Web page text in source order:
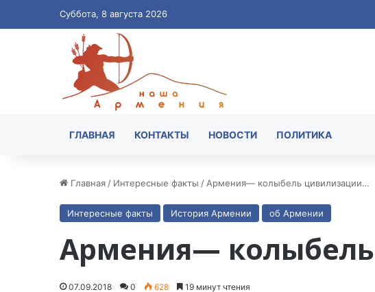
Суббота, 8 августа 2026
ГЛАВНАЯ КОНТАКТЫ НОВОСТИ ПОЛИТИКА
Главная / Интересные факты / Aрмения— колыбель цивилизации…
Интересные факты История Армении об Армении
Aрмения—
07.09.2018 0 628 19 минут чтения